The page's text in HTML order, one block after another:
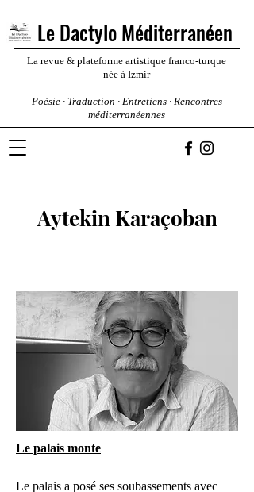
Le Dactylo Méditerranéen
La revue & plateforme artistique franco-turque
née à Izmir
Poésie · Traduction · Entretiens · Rencontres
méditerranéennes
Aytekin Karaçoban
Le palais monte
Le palais a posé ses soubassements avec